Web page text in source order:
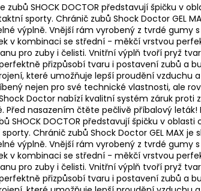
zubů SHOCK DOCTOR představují špičku v
sporty. Chránič zubů Shock Doctor GEL
výplně. Vnější rám vyrobený z tvrdé gumy s
v kombinaci se střední - měkčí vrstvou
pro zuby i čelisti. Vnitřní výplň tvoří pryž
přizpůsobí tvaru i postavení zubů a
které umožňuje lepší proudění vzduchu
nejen pro své technické vlastnosti, ale
Doctor nabízí kvalitní systém záruk proti
nasazením čtěte pečlivě příbalový leták!
SHOCK DOCTOR představují špičku v
Chránič zubů Shock Doctor GEL MAX je
výplně. Vnější rám vyrobený z tvrdé gumy s
v kombinaci se střední - měkčí vrstvou
pro zuby i čelisti. Vnitřní výplň tvoří pryž
přizpůsobí tvaru i postavení zubů a